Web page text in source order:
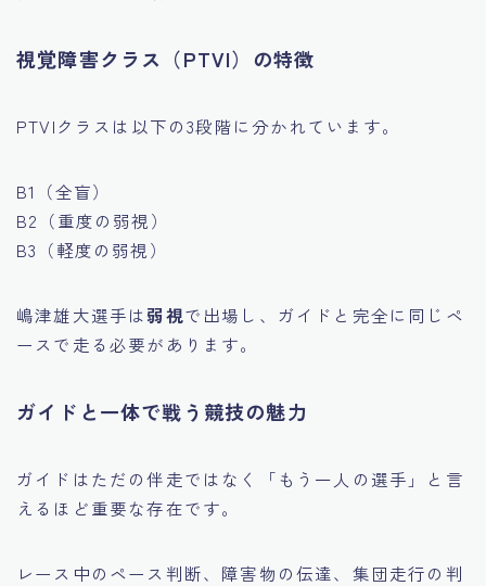
視覚障害クラス（PTVI）の特徴
PTVIクラスは以下の3段階に分かれています。
B1（全盲）
B2（重度の弱視）
B3（軽度の弱視）
嶋津雄大選手は弱視で出場し、ガイドと完全に同じペ
ースで走る必要があります。
ガイドと一体で戦う競技の魅力
ガイドはただの伴走ではなく「もう一人の選手」と言
えるほど重要な存在です。
レース中のペース判断、障害物の伝達、集団走行の判